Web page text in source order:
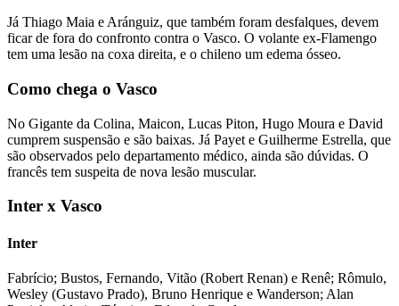
Já Thiago Maia e Aránguiz, que também foram desfalques, devem
ficar de fora do confronto contra o Vasco. O volante ex-Flamengo
tem uma lesão na coxa direita, e o chileno um edema ósseo.
Como chega o Vasco
No Gigante da Colina, Maicon, Lucas Piton, Hugo Moura e David
cumprem suspensão e são baixas. Já Payet e Guilherme Estrella, que
são observados pelo departamento médico, ainda são dúvidas. O
francês tem suspeita de nova lesão muscular.
Inter x Vasco
Inter
Fabrício; Bustos, Fernando, Vitão (Robert Renan) e Renê; Rômulo,
Wesley (Gustavo Prado), Bruno Henrique e Wanderson; Alan